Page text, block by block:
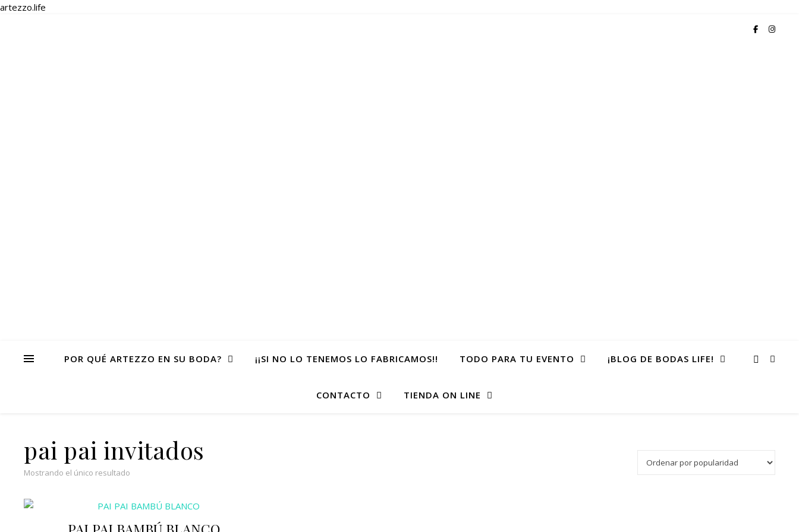
artezzo.life
POR QUÉ ARTEZZO EN SU BODA? ¡¡SI NO LO TENEMOS LO FABRICAMOS!! TODO PARA TU EVENTO ¡BLOG DE BODAS LIFE!
CONTACTO TIENDA ON LINE
pai pai invitados
Mostrando el único resultado